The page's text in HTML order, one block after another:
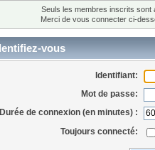
Seuls les membres inscrits
Merci de vous connecter ci-
vous
Identifiant:
Mot de passe:
Durée de connexion (en minutes) :
Toujours connecté: